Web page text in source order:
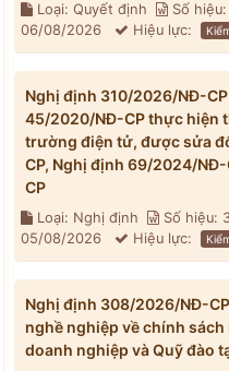
Loại: Quyết định Số
06/08/2026
Hiệu lực:
Nghị định 310/2026/NĐ-
45/2020/NĐ-CP thực hiện
trường điện tử, được sửa
CP, Nghị định 69/2024/
CP
Loại: Nghị định Số hiệu:
05/08/2026
Hiệu lực:
Nghị định 308/2026/NĐ-
nghề nghiệp về chính
doanh nghiệp và Quỹ đào